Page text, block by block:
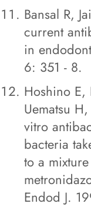
Bansal R,
current
in
6: 351 - 8.
Hoshino E,
Uematsu
vitro
bacteria
to a
Endod J.